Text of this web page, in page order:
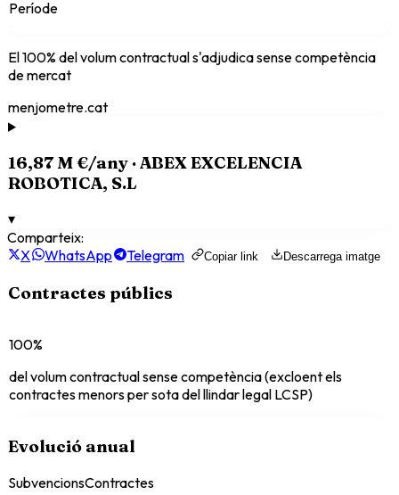
Període
El100% del volum contractual s'adjudica sense competència
de mercat
menjometre.cat
16,87 M €/any ·ABEX EXCELENCIA
ROBOTICA, S.L
▾
Comparteix:
X
WhatsApp Telegram Copiar link Descarrega imatge
Contractes públics
100%
del volum contractual sense competència (excloent els
contractes menors per sota del llindar legal LCSP)
Evolució anual
SubvencionsContractes